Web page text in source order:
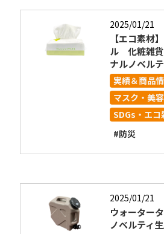
2025/01/21
【エコ素材
ル 化粧雑
ナルノベル
実績＆商品
マスク・美
SDGs・エコ
#防災
2025/01/21
ウォーター
ノベルティ